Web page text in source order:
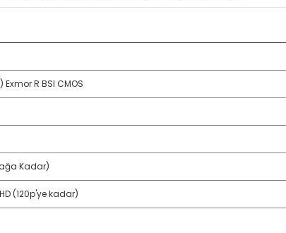
R BSI CMOS
Kadar)
(120p'ye kadar)